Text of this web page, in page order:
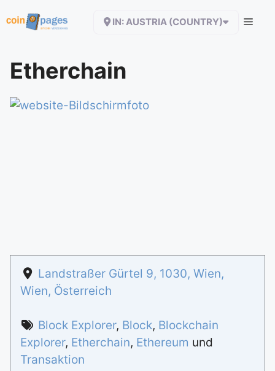
Inhalt
IN: AUSTRIA (COUNTRY)
Etherchain
Landstraßer Gürtel 9, 1030, Wien,
Wien, Österreich
Block Explorer, Block, Blockchain
Explorer, Etherchain, Ethereum und
Transaktion